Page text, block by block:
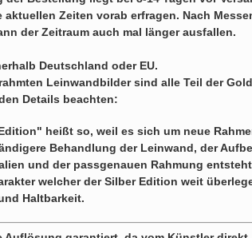
aktuellen Zeiten vorab erfragen. Nach
der Zeitraum auch mal länger ausfallen.
Deutschland oder EU.
Leinwandbilder sind alle Teil der
Details beachten:
heißt so, weil es sich um neue
Behandlung der Leinwand, der
und der passgenauen Rahmung
welcher der Silber Edition weit
Haltbarkeit.